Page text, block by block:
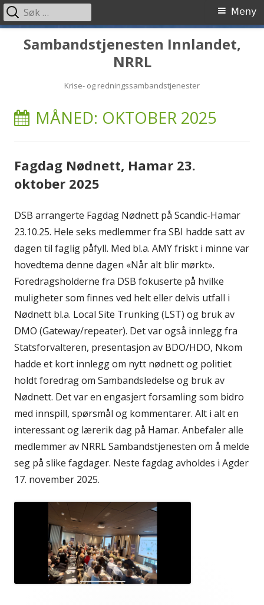
Sambandstjenesten Innlandet,
NRRL
Krise- og redningssambandstjenester
Primærmeny Meny
Søk
etter:
MÅNED: OKTOBER 2025
Fagdag Nødnett, Hamar 23.
oktober 2025
DSB arrangerte Fagdag Nødnett på Scandic-Hamar
23.10.25. Hele seks medlemmer fra SBI hadde satt av
dagen til faglig påfyll. Med bl.a. AMY friskt i minne var
hovedtema denne dagen «Når alt blir mørkt».
Foredragsholderne fra DSB fokuserte på hvilke
muligheter som finnes ved helt eller delvis utfall i
Nødnett bl.a. Local Site Trunking (LST) og bruk av
DMO (Gateway/repeater). Det var også innlegg fra
Statsforvalteren, presentasjon av BDO/HDO, Nkom
hadde et kort innlegg om nytt nødnett og politiet
holdt foredrag om Sambandsledelse og bruk av
Nødnett. Det var en engasjert forsamling som bidro
med innspill, spørsmål og kommentarer. Alt i alt en
interessant og lærerik dag på Hamar. Anbefaler alle
medlemmer av NRRL Sambandstjenesten om å melde
seg på slike fagdager. Neste fagdag avholdes i Agder
17. november 2025.